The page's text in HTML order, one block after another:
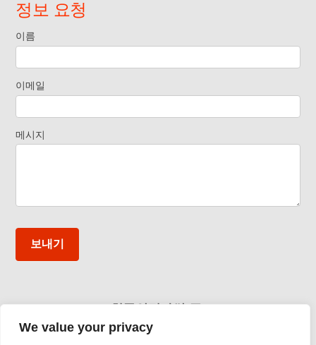
We value your privacy
정보 요청
Request
Information
Footer
이름
이메일
메시지
보내기
한국인닥타썸(주)
경북 고령군 다산면 다산산단로 188번지